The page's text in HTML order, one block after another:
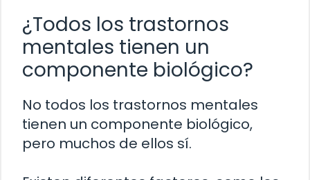
¿Todos los trastornos
mentales tienen un
componente biológico?
No todos los trastornos mentales
tienen un componente biológico,
pero muchos de ellos sí.